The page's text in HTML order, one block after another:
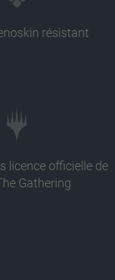
résistant
licence officielle de
Gathering